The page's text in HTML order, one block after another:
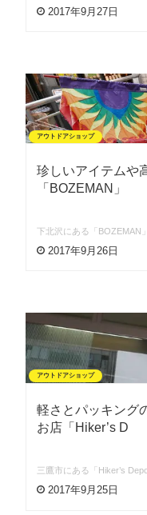
2017年9月27日
アウトドアショップ
珍しいアイテムや
「BOZEMAN」
下北沢にある「BOZEMAN
2017年9月26日
アウトドアショップ
軽さとパッキング
お店「Hiker’s D
三鷹市にある「Hiker’s
2017年9月25日